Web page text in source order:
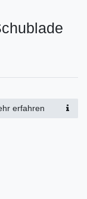
erfahren